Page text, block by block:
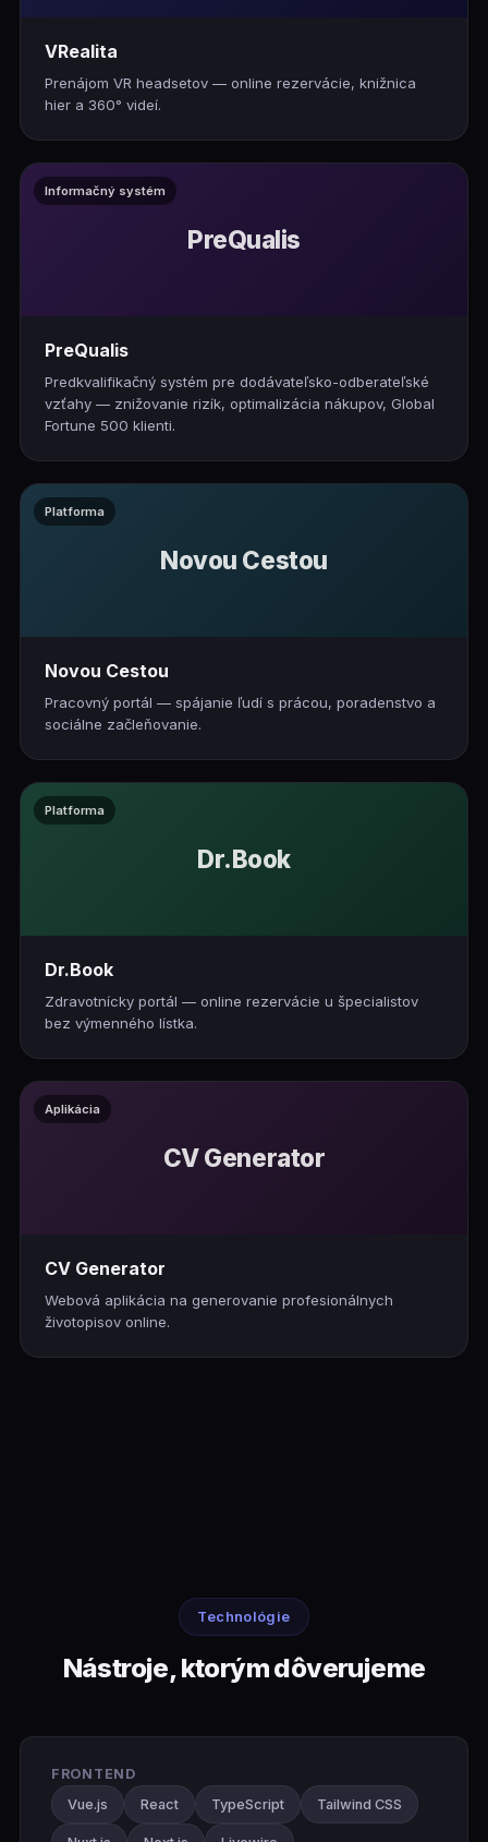
VRealita
Prenájom VR headsetov — online rezervácie, knižnica
hier a 360° videí.
Informačný systém
PreQualis
PreQualis
Predkvalifikačný systém pre dodávateľsko-odberateľské
vzťahy — znižovanie rizík, optimalizácia nákupov, Global
Fortune 500 klienti.
Platforma
Novou Cestou
Novou Cestou
Pracovný portál — spájanie ľudí s prácou, poradenstvo a
sociálne začleňovanie.
Platforma
Dr.Book
Dr.Book
Zdravotnícky portál — online rezervácie u špecialistov
bez výmenného lístka.
Aplikácia
CV Generator
CV Generator
Webová aplikácia na generovanie profesionálnych
životopisov online.
Technológie
Nástroje, ktorým dôverujeme
FRONTEND
Vue.js
React TypeScript Tailwind CSS